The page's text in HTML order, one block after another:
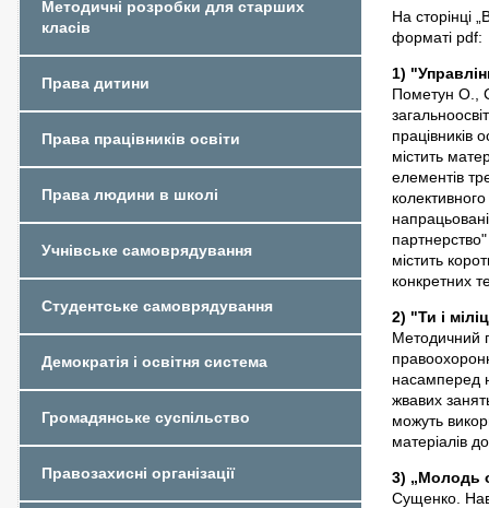
На сторінці
форматі pdf:
1)
Пометун О.,
працівників
містить
елементів
містить
конкретних
2) "Ти і
Методичний
насамперед
жвавих
можуть
матеріалів
3) „Молодь
Сущенко.
Методичні розробки для старших
класів
Права дитини
Права працівників освіти
Права людини в школі
Учнівське самоврядування
Студентське самоврядування
Демократія і освітня система
Громадянське суспільство
Правозахисні організації